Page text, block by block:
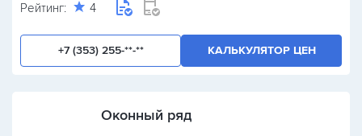
Рейтинг: 4
+7 (353) 255-**-** КАЛЬКУЛЯТОР ЦЕН
Оконный ряд